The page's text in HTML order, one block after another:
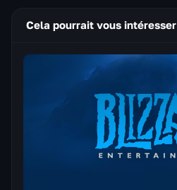
Cela pourrait vous intéresser